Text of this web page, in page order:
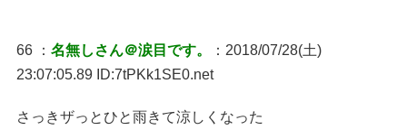
66 ： 名無しさん＠涙目です。
：2018/07/28(土)
23:07:05.89 ID:7tPKk1SE0.net
さっきザっとひと雨きて涼しくなった